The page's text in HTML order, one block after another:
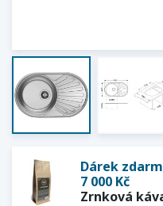
Dárek
7 000 Kč
Zrnková